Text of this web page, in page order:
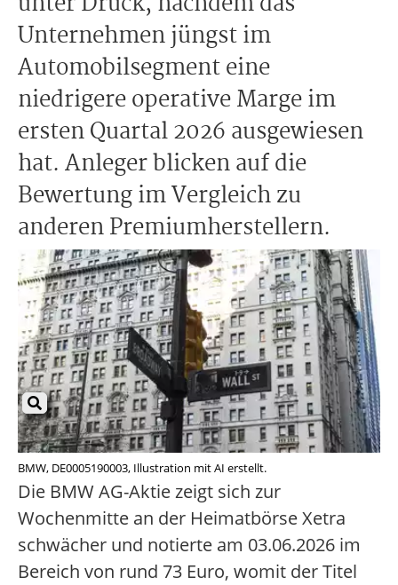
Unternehmen jüngst im
Automobilsegment eine
niedrigere operative Marge im
ersten Quartal 2026 ausgewiesen
hat. Anleger blicken auf die
Bewertung im Vergleich zu
anderen Premiumherstellern.
BMW, DE0005190003, Illustration mit AI erstellt.
Die BMW AG-Aktie zeigt sich zur
Wochenmitte an der Heimatbörse Xetra
schwächer und notierte am 03.06.2026 im
Bereich von rund 73 Euro, womit der Titel